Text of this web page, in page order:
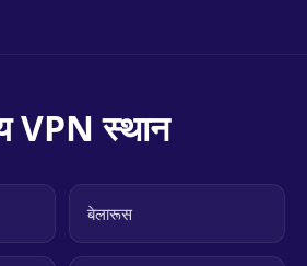
VPN स्थान
बेलारूस